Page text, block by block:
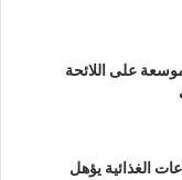
على اللائحة
الغذائية يؤهل